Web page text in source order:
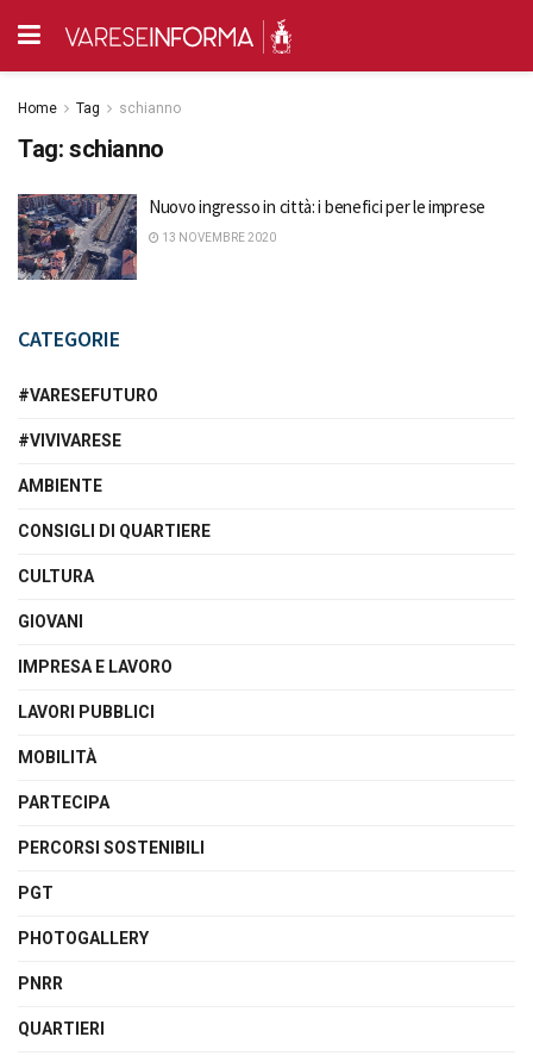
Home Tag schianno
Tag: schianno
Nuovo ingresso in città: i benefici per le imprese
13 NOVEMBRE 2020
CATEGORIE
#VARESEFUTURO
#VIVIVARESE
AMBIENTE
CONSIGLI DI QUARTIERE
CULTURA
GIOVANI
IMPRESA E LAVORO
LAVORI PUBBLICI
MOBILITÀ
PARTECIPA
PERCORSI SOSTENIBILI
PGT
PHOTOGALLERY
PNRR
QUARTIERI